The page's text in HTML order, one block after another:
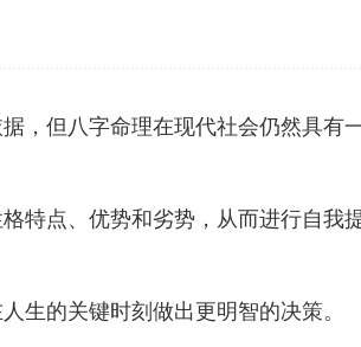
，但八字命理在现代社会仍然具有
特点、优势和劣势，从而进行自我
生的关键时刻做出更明智的决策。